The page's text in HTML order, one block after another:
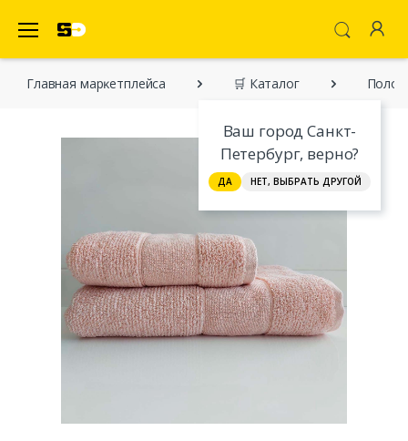
Ваш город Санкт-
Петербург, верно?
ДА НЕТ, ВЫБРАТЬ ДРУГОЙ
Главная марĸетплейса 🛒 Каталог